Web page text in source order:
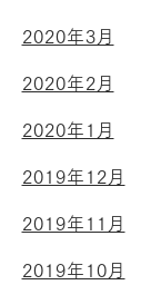
2020年3月
2020年2月
2020年1月
2019年12月
2019年11月
2019年10月